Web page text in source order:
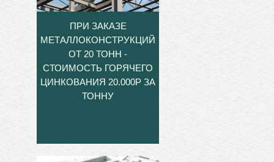
ПРИ ЗАКАЗЕ
МЕТАЛЛОКОНСТРУКЦИЙ
ОТ 20 ТОНН -
СТОИМОСТЬ ГОРЯЧЕГО
ЦИНКОВАНИЯ 20.000Р ЗА
ТОННУ